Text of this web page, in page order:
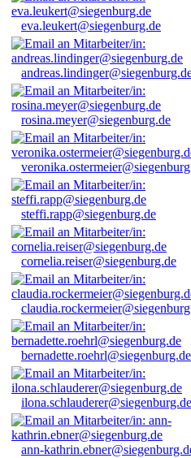
eva.leukert@siegenburg.de
rosina.meyer@siegenburg.de
steffi.rapp@siegenburg.de
cornelia.reiser@siegenburg.de
bernadette.roehrl@siegenburg.de
ilona.schlauderer@siegenburg.de
ann-